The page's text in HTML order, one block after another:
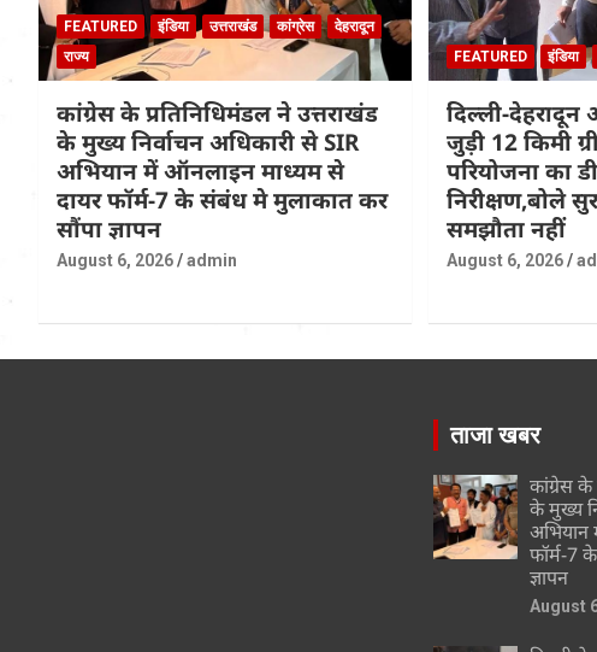
FEATURED इंडिया उत्तराखंड कांग्रेस
देहरादून
राज्य
कांग्रेस के प्रतिनिधिमंडल ने उत्तराखंड
के मुख्य निर्वाचन अधिकारी से SIR
अभियान में ऑनलाइन माध्यम से
दायर फॉर्म-7 के संबंध मे मुलाकात कर
सौंपा ज्ञापन
August 6, 2026 admin
FEATURED इंडिया
दिल्ली-देहरादून
जुड़ी 12 किमी
परियोजना का
निरीक्षण,बोले
समझौता नहीं
August 6, 2026
ताजा खबर
कांग्रेस के
के मुख्य
अभियान
फॉर्म-7
ज्ञापन
August